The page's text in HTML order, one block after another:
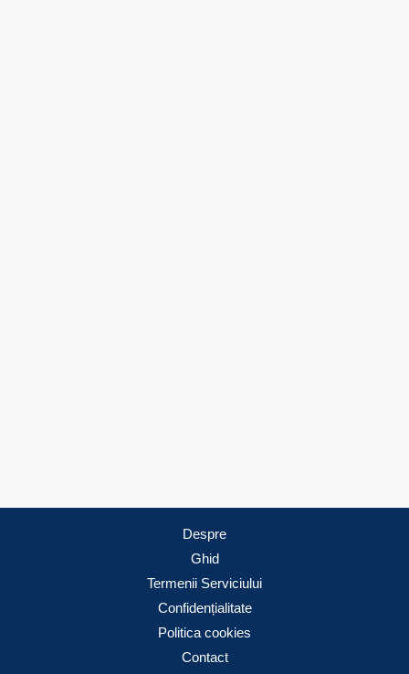
Despre
Ghid
Termenii Serviciului
Confidențialitate
Politica cookies
Contact